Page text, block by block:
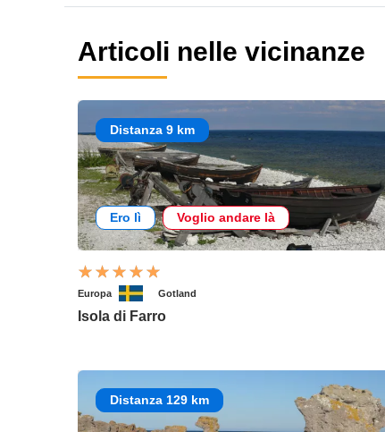
Articoli nelle vicinanze
Distanza 9 km
Ero lì Voglio andare là
Europa Gotland
Isola di Farro
Distanza 129 km